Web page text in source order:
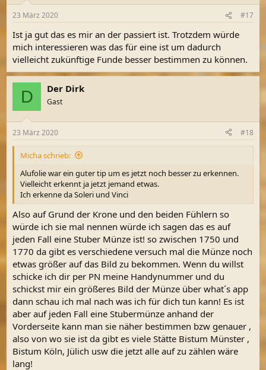
e
:
23 März 2020 #17
Ist ja gut das es mir an der passiert ist. Trotzdem würde
mich interessieren was das für eine ist um dadurch
vielleicht zukünftige Funde besser bestimmen zu können.
D Der Dirk
Gast
23 März 2020 #18
Micha schrieb:
Alufolie war ein guter tip um es jetzt noch besser zu erkennen.
Vielleicht erkennt ja jetzt jemand etwas.
Ich erkenne da Soleri und Vinci
Also auf Grund der Krone und den beiden Fühlern so
würde ich sie mal nennen würde ich sagen das es auf
jeden Fall eine Stuber Münze ist! so zwischen 1750 und
1770 da gibt es verschiedene versuch mal die Münze noch
etwas größer auf das Bild zu bekommen. Wenn du willst
schicke ich dir per PN meine Handynummer und du
schickst mir ein größeres Bild der Münze über what´s app
dann schau ich mal nach was ich für dich tun kann! Es ist
aber auf jeden Fall eine Stubermünze anhand der
Vorderseite kann man sie näher bestimmen bzw genauer ,
also von wo sie ist da gibt es viele Stätte Bistum Münster ,
Bistum Köln, Jülich usw die jetzt alle auf zu zählen wäre
lang!